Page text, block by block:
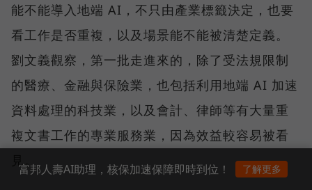
能不能導入地端 AI，不只由產業標籤決定，也要
看工作是否重複，以及場景能不能被清楚定義。
劉文義觀察，第一批走進來的，除了受法規限制
的醫療、金融與保險業，也包括利用地端 AI 加速
資料處理的科技業，以及會計、律師等有大量重
複文書工作的專業服務業，因為效益較容易被看
見。
富邦人壽AI助理，核保加速保障即時到位！ 了解更多